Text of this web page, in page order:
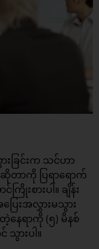
းခြင်းက သင်ဟာ
ာကို ပြရာရောက်
းစားပါ။ ချိန်း
ြေးအလွှားမသွား
တဲ့နေရာကို (၅) မိနစ်
သွားပါ။